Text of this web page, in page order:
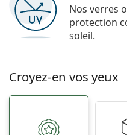
Nos verres
protection
soleil.
Croyez-en vos yeux